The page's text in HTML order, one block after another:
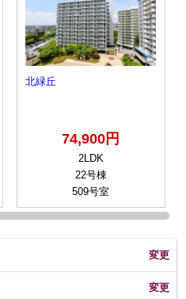
北緑丘
74,900円
2LDK
22号棟
509号室
変更
変更